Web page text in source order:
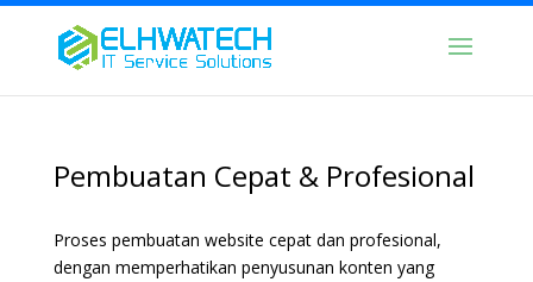
Pembuatan Cepat & Profesional
Proses pembuatan website cepat dan profesional,
dengan memperhatikan penyusunan konten yang